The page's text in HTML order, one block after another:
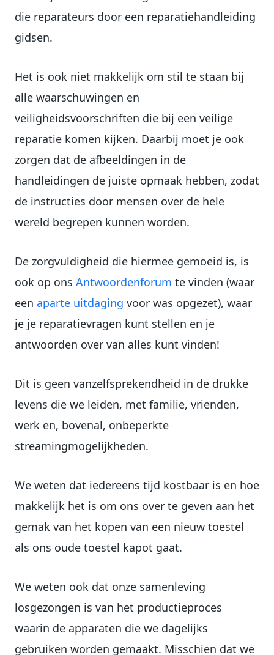
die reparateurs door een reparatiehandleiding
gidsen.
Het is ook niet makkelijk om stil te staan bij
alle waarschuwingen en
veiligheidsvoorschriften die bij een veilige
reparatie komen kijken. Daarbij moet je ook
zorgen dat de afbeeldingen in de
handleidingen de juiste opmaak hebben, zodat
de instructies door mensen over de hele
wereld begrepen kunnen worden.
De zorgvuldigheid die hiermee gemoeid is, is
ook op ons Antwoordenforum te vinden (waar
een aparte uitdaging voor was opgezet), waar
je je reparatievragen kunt stellen en je
antwoorden over van alles kunt vinden!
Dit is geen vanzelfsprekendheid in de drukke
levens die we leiden, met familie, vrienden,
werk en, bovenal, onbeperkte
streamingmogelijkheden.
We weten dat iedereens tijd kostbaar is en hoe
makkelijk het is om ons over te geven aan het
gemak van het kopen van een nieuw toestel
als ons oude toestel kapot gaat.
We weten ook dat onze samenleving
losgezongen is van het productieproces
waarin de apparaten die we dagelijks
gebruiken worden gemaakt. Misschien dat we